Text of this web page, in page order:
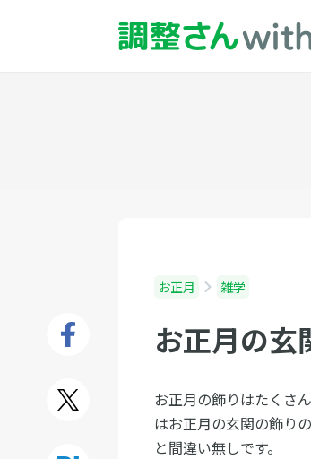
お正月 雑学
お正月の玄
お正月の飾りはたくさ
はお正月の玄関の飾り
と間違い無しです。